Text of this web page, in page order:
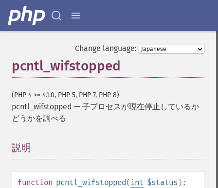
Change language:
pcntl_wifstopped
(PHP 4 >= 4.1.0, PHP 5, PHP 7, PHP 8)
pcntl_wifstopped — 子プロセスが現在停止しているか
どうかを調べる
説明
function pcntl_wifstopped( int $status ):